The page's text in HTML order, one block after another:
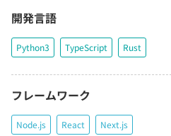
開発言語
Python3 TypeScript Rust
フレームワーク
Node.js React Next.js